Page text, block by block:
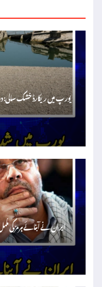
یورپ میں ریکارڈ خشک